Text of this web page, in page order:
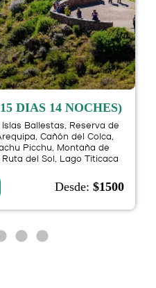
DIAS 14 NOCHES)
Ballestas, Reserva de
Cañón del Colca,
Picchu, Montaña de
del Sol, Lago Titicaca
Desde: $1500